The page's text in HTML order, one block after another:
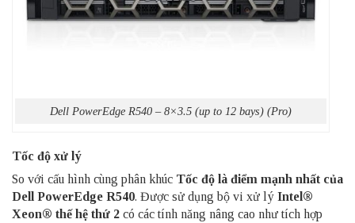
Dell PowerEdge R540 – 8×3.5 (up to 12 bays) (Pro)
Tốc độ xử lý
So với cấu hình cùng phân khúc Tốc độ là điểm mạnh nhất của
Dell PowerEdge R540. Được sử dụng bộ vi xử lý Intel®
Xeon® thế hệ thứ 2 có các tính năng nâng cao như tích hợp